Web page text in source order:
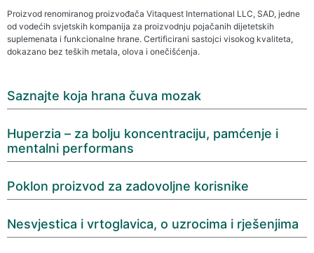
Proizvod renomiranog proizvođača Vitaquest International LLC, SAD, jedne
od vodećih svjetskih kompanija za proizvodnju pojačanih dijetetskih
suplemenata i funkcionalne hrane. Certificirani sastojci visokog kvaliteta,
dokazano bez teških metala, olova i onečišćenja.
Saznajte koja hrana čuva mozak
Huperzia – za bolju koncentraciju, pamćenje i
mentalni performans
Poklon proizvod za zadovoljne korisnike
Nesvjestica i vrtoglavica, o uzrocima i rješenjima